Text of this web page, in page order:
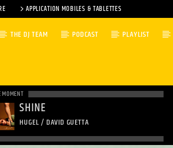
APPLICATION MOBILES & TABLETTES
THE DJ TEAM PODCAST PLAYLIST
MOMENT
SHINE
HUGEL / DAVID GUETTA